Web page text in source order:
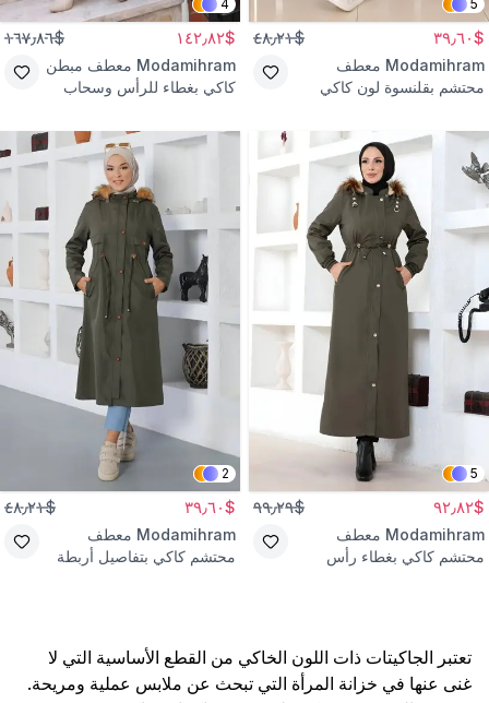
5
$٣٩٫٦٠ $٤٨٫٢١
Modamihram معطف
محتشم بقلنسوة لون كاكي
4
$١٤٢٫٨٢ $١٦٧٫٨٦
Modamihram معطف مبطن
كاكي بغطاء للرأس وسحاب
5
$٩٢٫٨٢ $٩٩٫٢٩
Modamihram معطف
محتشم كاكي بغطاء رأس
2
$٣٩٫٦٠ $٤٨٫٢١
Modamihram معطف
محتشم كاكي بتفاصيل أربطة
تعتبر الجاكيتات ذات اللون الخاكي من القطع الأساسية التي لا
غنى عنها في خزانة المرأة التي تبحث عن ملابس عملية ومريحة.